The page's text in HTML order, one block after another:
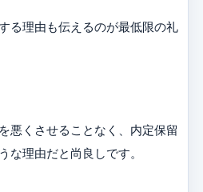
る理由も伝えるのが最低限の礼
悪くさせることなく、内定保留
な理由だと尚良しです。